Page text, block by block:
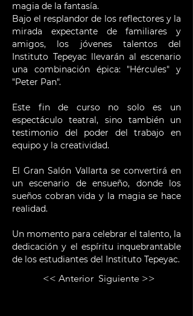
magia de la fantasía.
Bajo el resplandor de los reflectores y la
mirada expectante de familiares y
amigos, los jóvenes talentos del
Instituto Tepeyac llevarán al escenario
una combinación épica: "Hércules" y
"Peter Pan".
Este fin de curso no solo es un
espectáculo teatral, sino también un
testimonio del poder del trabajo en
equipo y la creatividad.
El Gran Salón Vallarta se convertirá en
un escenario de ensueño, donde los
sueños cobran vida y la magia se hace
realidad.
Un momento para celebrar el talento, la
dedicación y el espíritu inquebrantable
de los estudiantes del Instituto Tepeyac.
<< Anterior Siguiente >>